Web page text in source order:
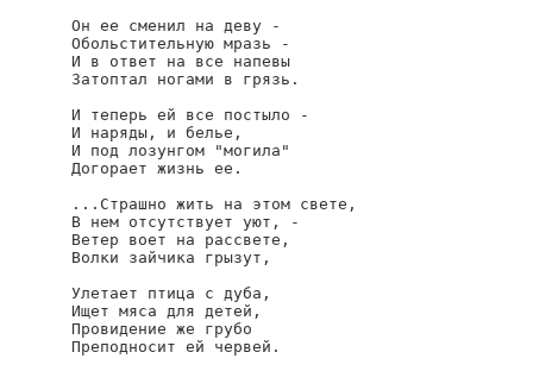
Он ее сменил на деву -
Обольстительную мразь -
И в ответ на все напевы
Затоптал ногами в грязь.
И теперь ей все постыло -
И наряды, и белье,
И под лозунгом "могила"
Догорает жизнь ее.
...Страшно жить на этом свете,
В нем отсутствует уют, -
Ветер воет на рассвете,
Волки зайчика грызут,
Улетает птица с дуба,
Ищет мяса для детей,
Провидение же грубо
Преподносит ей червей.